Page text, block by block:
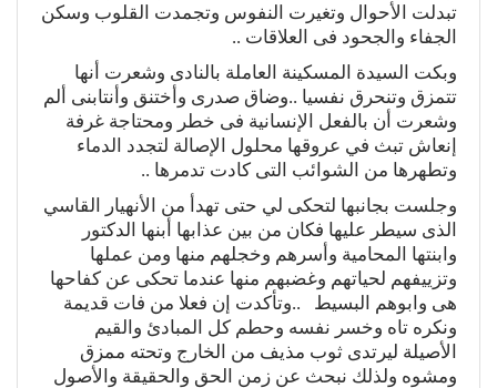
تبدلت الأحوال وتغيرت النفوس وتجمدت القلوب وسكن
الجفاء والجحود فى العلاقات ..
وبكت السيدة المسكينة العاملة بالنادى وشعرت أنها
تتمزق وتنحرق نفسيا ..وضاق صدرى وأختنق وأنتابنى ألم
وشعرت أن بالفعل الإنسانية فى خطر ومحتاجة غرفة
إنعاش تبث في عروقها محلول الإصالة لتجدد الدماء
وتطهرها من الشوائب التى كادت تدمرها ..
وجلست بجانبها لتحكى لي حتى تهدأ من الأنهيار القاسي
الذى سيطر عليها فكان من بين عذابها أبنها الدكتور
وابنتها المحامية وأسرهم وخجلهم منها ومن عملها
وتزييفهم لحياتهم وغضبهم منها عندما تحكى عن كفاحها
هى وابوهم البسيط ..وتأكدت إن فعلا من فات قديمة
ونكره تاه وخسر نفسه وحطم كل المبادئ والقيم
الأصيلة ليرتدى ثوب مذيف من الخارج وتحته ممزق
ومشوه ولذلك نبحث عن زمن الحق والحقيقة والأصول